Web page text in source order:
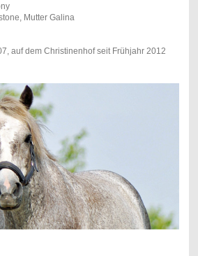
Mutter Galina
, auf dem Christinenhof seit Frühjahr 2012